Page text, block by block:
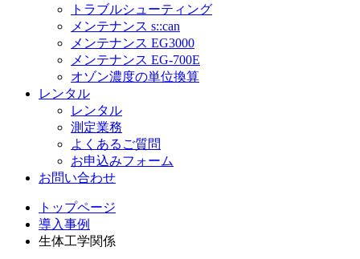
トラブルシューティング
メンテナンス s::can
メンテナンス EG3000
メンテナンス EG-700E
オゾン濃度の単位換算
レンタル
レンタル
測定業務
よくあるご質問
お申込みフォーム
お問い合わせ
トップページ
導入事例
生体工学関係